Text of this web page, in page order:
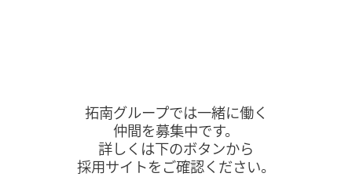
拓南グループでは一緒に働く
仲間を募集中です。
詳しくは下のボタンから
採用サイトをご確認ください。